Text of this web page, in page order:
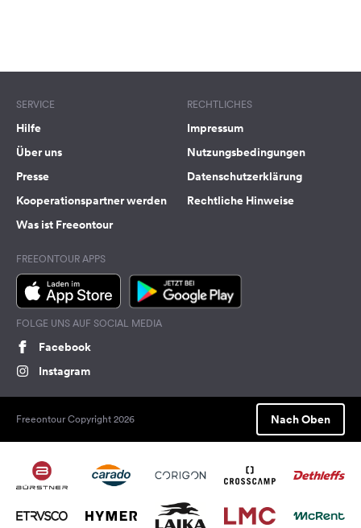
SERVICE
Hilfe
Über uns
Presse
Kooperationspartner werden
Was ist Freeontour
RECHTLICHES
Impressum
Nutzungsbedingungen
Datenschutzerklärung
Rechtliche Hinweise
FREEONTOUR APPS
FOLGE UNS AUF SOCIAL MEDIA
Facebook
Instagram
Freeontour Copyright 2026 Nach Oben